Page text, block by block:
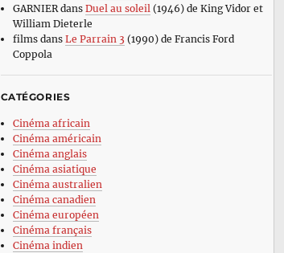
GARNIERdans Duel au soleil (1946) de King Vidor et
William Dieterle
filmsdans Le Parrain 3 (1990) de Francis Ford
Coppola
CATÉGORIES
Cinéma africain
Cinéma américain
Cinéma anglais
Cinéma asiatique
Cinéma australien
Cinéma canadien
Cinéma européen
Cinéma français
Cinéma indien